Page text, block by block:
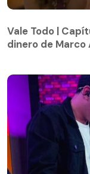
dinero de Marco
Vale Todo |
dinero de Marco